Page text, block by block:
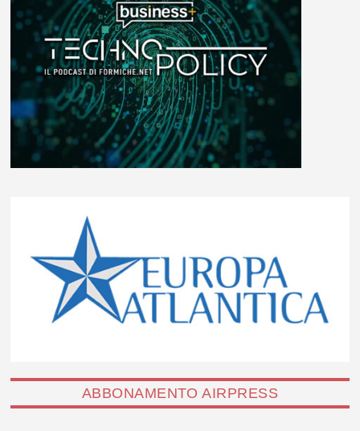
ABBONAMENTO AIRPRESS